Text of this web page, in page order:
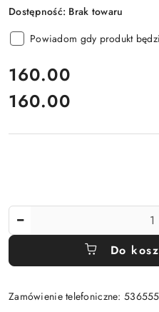
Dostępność: Brak towaru
Powiadom gdy produkt
cena:
160.00
Cena:
160.00
Do
Zamówienie telefoniczne: